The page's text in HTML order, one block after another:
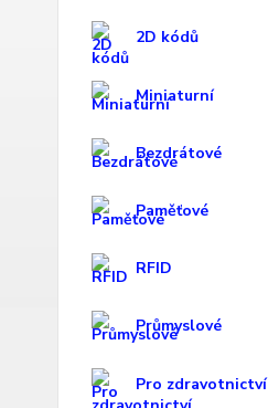
2D kódů
Miniaturní
Bezdrátové
Paměťové
RFID
Průmyslové
Pro zdravotnictví